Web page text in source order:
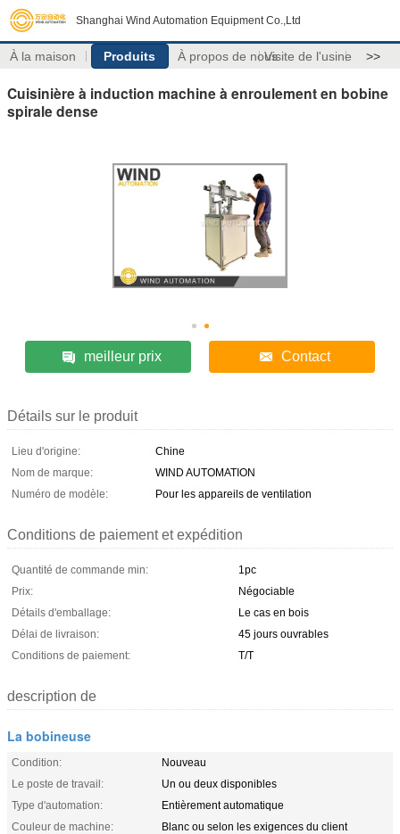
Shanghai Wind Automation Equipment Co.,Ltd
À la maison Produits À propos de nousVisite de l'usine >>
Cuisinière à induction machine à enroulement en bobine
spirale dense
meilleur prix Contact
Détails sur le produit
Lieu d'origine:
Chine
Nom de marque:
WIND AUTOMATION
Numéro de modèle:
Pour les appareils de ventilation
Conditions de paiement et expédition
Quantité de commande min:
1pc
Prix:
Négociable
Détails d'emballage:
Le cas en bois
Délai de livraison:
45 jours ouvrables
Conditions de paiement:
T/T
description de
La bobineuse
Condition:
Nouveau
Le poste de travail:
Un ou deux disponibles
Type d'automation:
Entièrement automatique
Couleur de machine:
Blanc ou selon les exigences du client